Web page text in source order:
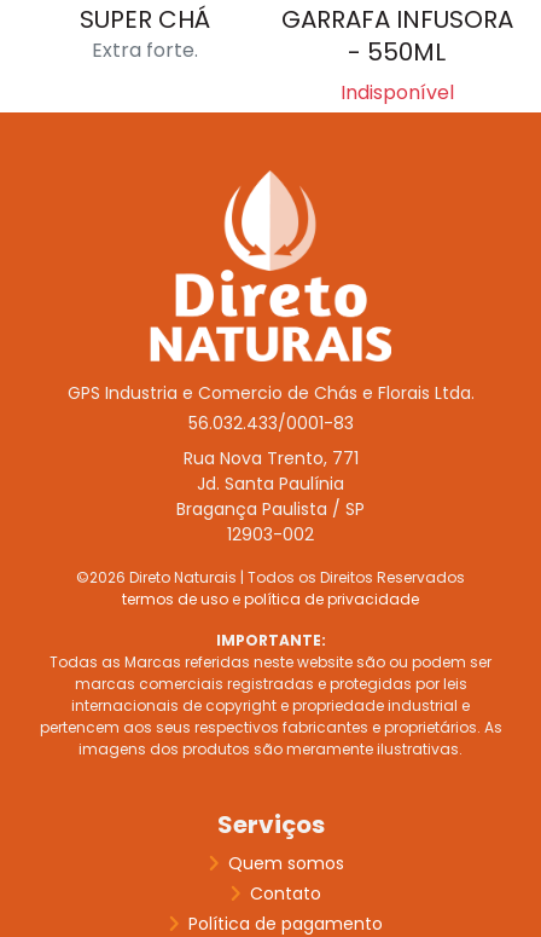
SUPER CHÁ
Extra forte.
GARRAFA INFUSORA
- 550ML
Indisponível
GPS Industria e Comercio de Chás e Florais Ltda.
56.032.433/0001-83
Rua Nova Trento, 771
Jd. Santa Paulínia
Bragança Paulista / SP
12903-002
©2026 Direto Naturais | Todos os Direitos Reservados
termos de usoepolítica de privacidade
IMPORTANTE:
Todas as Marcas referidas neste website são ou podem ser
marcas comerciais registradas e protegidas por leis
internacionais de copyright e propriedade industrial e
pertencem aos seus respectivos fabricantes e proprietários. As
imagens dos produtos são meramente ilustrativas.
Serviços
Quem somos
Contato
Política de pagamento